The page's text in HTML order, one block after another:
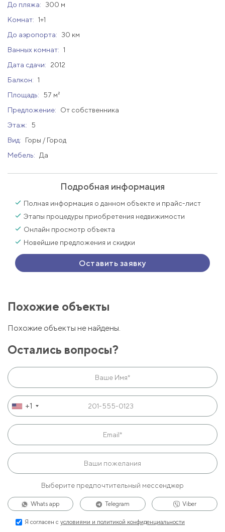
До пляжа:
300 м
Комнат: 1+1
До аэропорта:
30 км
Ванных комнат: 1
Дата сдачи:
2012
Балкон: 1
Площадь:
57 м²
Предложение:
От собственника
Этаж:
5
Вид:
Горы / Город
Мебель:
Да
Подробная информация
Полная информация о данном объекте и прайс-лист
Этапы процедуры приобретения недвижимости
Онлайн просмотр объекта
Новейшие предложения и скидки
Оставить заявку
Похожие объекты
Похожие объекты не найдены.
Остались вопросы?
+1
Выберите предпочтительный мессенджер
Whats app Telegram Viber
Я согласен с условиями и политикой конфиденциальности